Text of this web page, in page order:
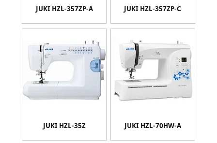
JUKI HZL-357ZP-A JUKI HZL-357ZP-С
JUKI HZL-35Z JUKI HZL-70HW-A